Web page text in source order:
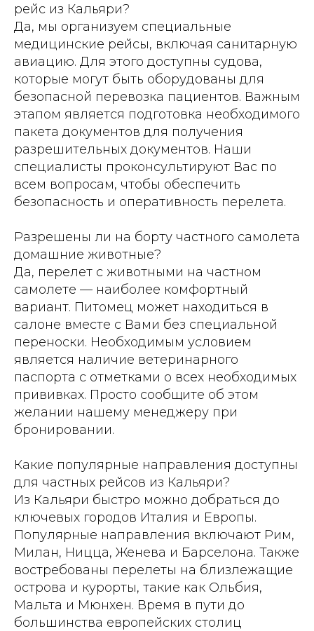
рейс из Кальяри?
Да, мы организуем специальные
медицинские рейсы, включая санитарную
авиацию. Для этого доступны судова,
которые могут быть оборудованы для
безопасной перевозка пациентов. Важным
этапом является подготовка необходимого
пакета документов для получения
разрешительных документов. Наши
специалисты проконсультируют Вас по
всем вопросам, чтобы обеспечить
безопасность и оперативность перелета.
Разрешены ли на борту частного самолета
домашние животные?
Да, перелет с животными на частном
самолете — наиболее комфортный
вариант. Питомец может находиться в
салоне вместе с Вами без специальной
переноски. Необходимым условием
является наличие ветеринарного
паспорта с отметками о всех необходимых
прививках. Просто сообщите об этом
желании нашему менеджеру при
бронировании.
Какие популярные направления доступны
для частных рейсов из Кальяри?
Из Кальяри быстро можно добраться до
ключевых городов Италия и Европы.
Популярные направления включают Рим,
Милан, Ницца, Женева и Барселона. Также
востребованы перелеты на близлежащие
острова и курорты, такие как Ольбия,
Мальта и Мюнхен. Время в пути до
большинства европейских столиц